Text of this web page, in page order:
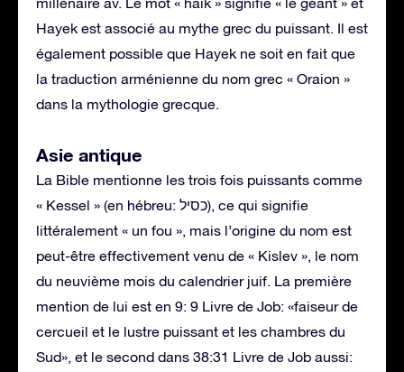
Hayek est associé au mythe grec du puissant. Il est
également possible que Hayek ne soit en fait que
la traduction arménienne du nom grec « Oraion »
dans la mythologie grecque.
Asie antique
La Bible mentionne les trois fois puissants comme
« Kessel » (en hébreu: כסיל), ce qui signifie
littéralement « un fou », mais l’origine du nom est
peut-être effectivement venu de « Kislev », le nom
du neuvième mois du calendrier juif. La première
mention de lui est en 9: 9 Livre de Job: «faiseur de
cercueil et le lustre puissant et les chambres du
Sud», et le second dans 38:31 Livre de Job aussi: